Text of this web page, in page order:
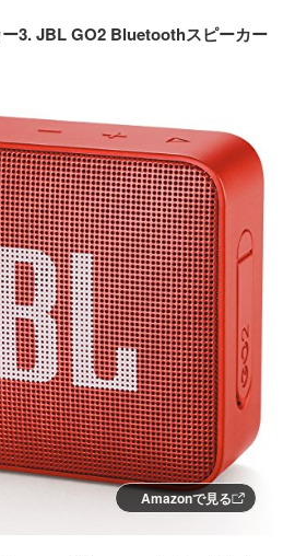
3. JBL GO2 Bluetoothスピーカー
Amazonで見る